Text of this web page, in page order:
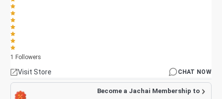
1 Followers
Visit Store CHAT NOW
Become a Jachai Membership to